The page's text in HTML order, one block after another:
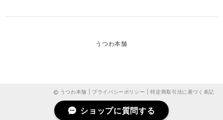
うつわ本舗
うつわ本舗 | プライバシーポリシー |特定商取引法に基づく表記
ショップに質問する